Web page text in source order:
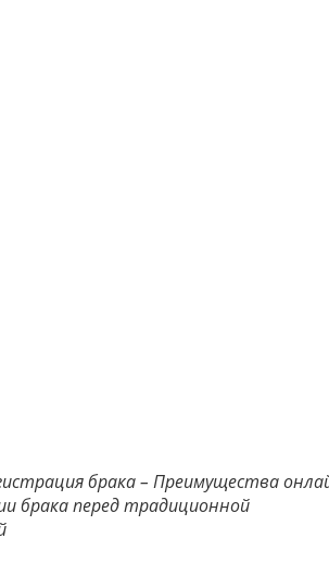
брака – Преимущества
брака перед традиционной